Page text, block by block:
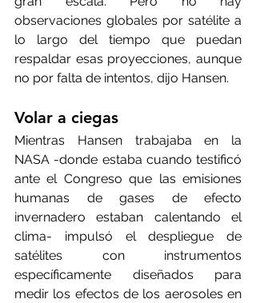
observaciones globales por satélite a
lo largo del tiempo que puedan
respaldar esas proyecciones, aunque
no por falta de intentos, dijo Hansen.
Volar a ciegas
Mientras Hansen trabajaba en la
NASA -donde estaba cuando testificó
ante el Congreso que las emisiones
humanas de gases de efecto
invernadero estaban calentando el
clima- impulsó el despliegue de
satélites con instrumentos
específicamente diseñados para
medir los efectos de los aerosoles en